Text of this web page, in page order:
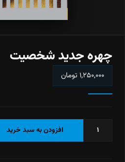
چهره جدید شخصیت
۱,۲۵۰,۰۰۰ تومان
افزودن به سبد خرید